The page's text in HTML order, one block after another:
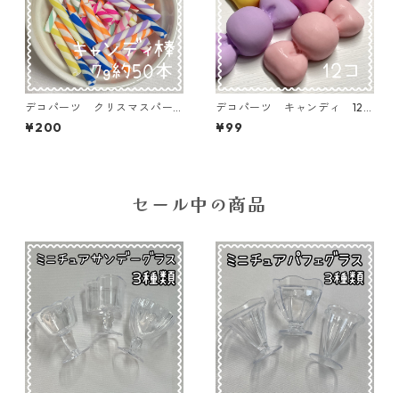
デコパーツ クリスマスパー
ツ キャンディ棒 7ｇ約50本
入り 貼り付けパーツ【DP-x
¥200
デコパーツ キャンディ 12
個入り 貼り付けパーツ【DP-
CY-014-MIX】
¥99
セール中の商品